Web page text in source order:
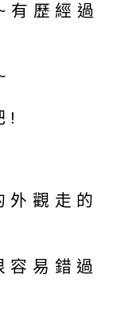
歷經過
!
外觀走的
容易錯過